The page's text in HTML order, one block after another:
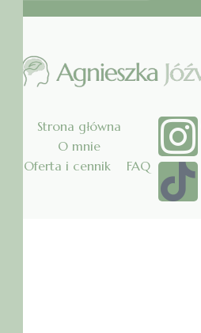
Strona główna
O mnie
Oferta i cennik
FAQ